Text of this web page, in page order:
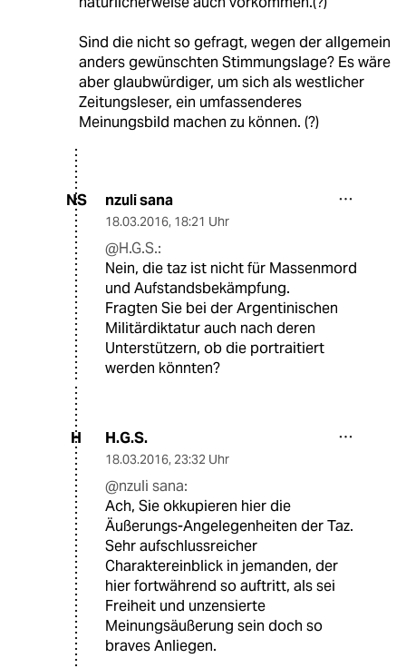
Sind die nicht so gefragt, wegen der allgemein
anders gewünschten Stimmungslage? Es wäre
aber glaubwürdiger, um sich als westlicher
Zeitungsleser, ein umfassenderes
Meinungsbild machen zu können. (?)
NS nzuli sana
18.03.2016, 18:21 Uhr
@H.G.S.:
Nein, die taz ist nicht für Massenmord
und Aufstandsbekämpfung.
Fragten Sie bei der Argentinischen
Militärdiktatur auch nach deren
Unterstützern, ob die portraitiert
werden könnten?
H H.G.S.
18.03.2016, 23:32 Uhr
@nzuli sana:
Ach, Sie okkupieren hier die
Äußerungs-Angelegenheiten der Taz.
Sehr aufschlussreicher
Charaktereinblick in jemanden, der
hier fortwährend so auftritt, als sei
Freiheit und unzensierte
Meinungsäußerung sein doch so
braves Anliegen.